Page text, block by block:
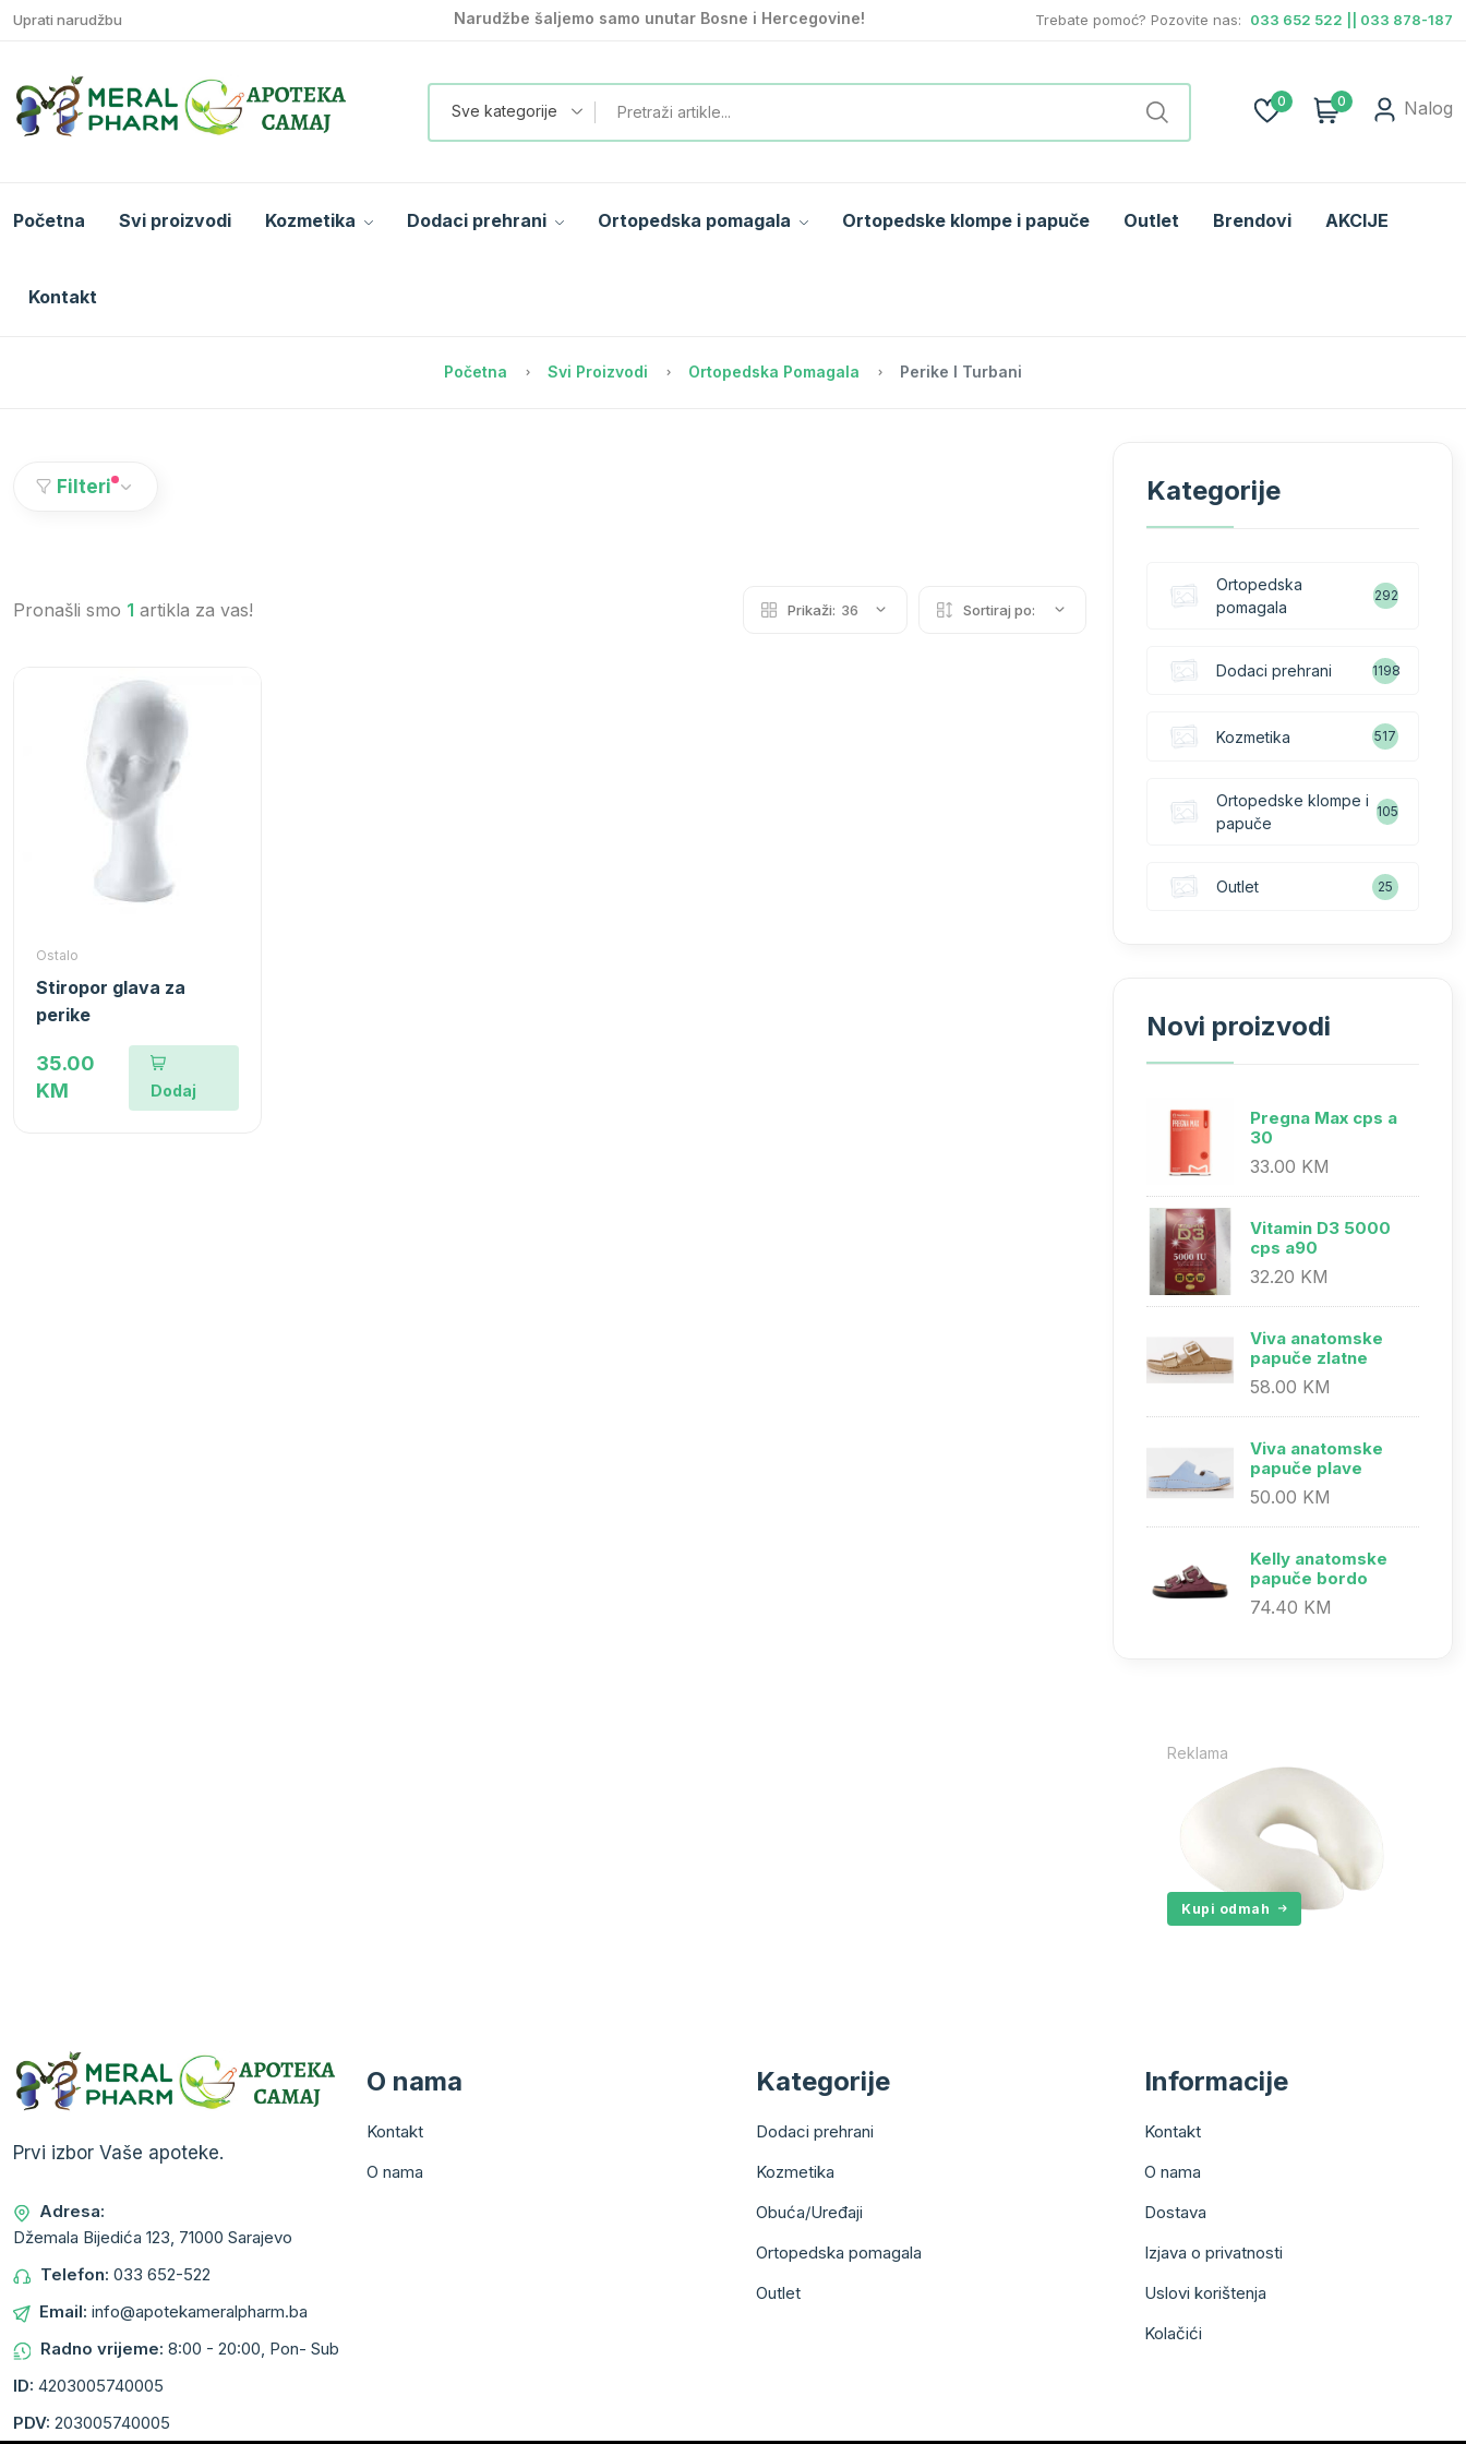
Uprati narudžbu Narudžbe šaljemo samo unutar Bosne i Hercegovine! Trebate pomoć? Pozovite nas: 033 652 522 || 033 878-187
Sve kategorije
0 0 Nalog
Početna Svi proizvodi Kozmetika Dodaci prehrani Ortopedska pomagala Ortopedske klompe i papuče Outlet Brendovi AKCIJE
Kontakt
Početna Svi Proizvodi Ortopedska Pomagala Perike I Turbani
Filteri
Pronašli smo 1 artikla za vas! Prikaži: 36 Sortiraj po:
Ostalo
Stiropor glava za
perike
35.00
KM
Dodaj
Kategorije
Ortopedska
pomagala
292
Dodaci prehrani 1198
Kozmetika 517
Ortopedske klompe i
papuče
105
Outlet 25
Novi proizvodi
Pregna Max cps a
30
33.00 KM
Vitamin D3 5000
cps a90
32.20 KM
Viva anatomske
papuče zlatne
58.00 KM
Viva anatomske
papuče plave
50.00 KM
Kelly anatomske
papuče bordo
74.40 KM
Reklama
Kupi odmah
Prvi izbor Vaše apoteke.
Adresa:
Džemala Bijedića 123, 71000 Sarajevo
Telefon: 033 652-522
Email: info@apotekameralpharm.ba
Radno vrijeme: 8:00 - 20:00, Pon- Sub
ID: 4203005740005
PDV: 203005740005
O nama
Kontakt
O nama
Kategorije
Dodaci prehrani
Kozmetika
Obuća/Uređaji
Ortopedska pomagala
Outlet
Informacije
Kontakt
O nama
Dostava
Izjava o privatnosti
Uslovi korištenja
Kolačići